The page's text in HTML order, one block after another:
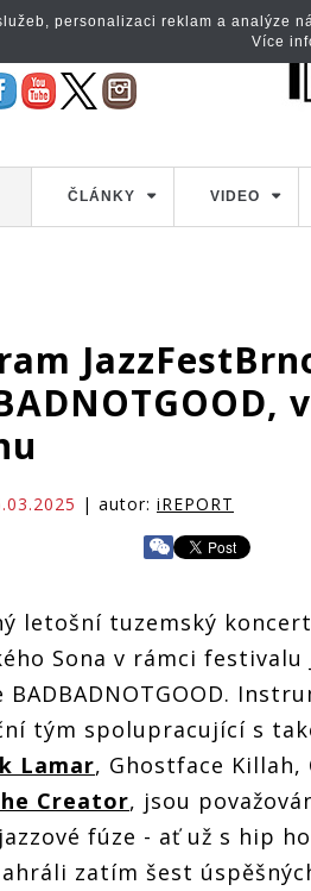
ČLÁNKY VIDEO
| autor: iREPORT
letošní tuzemský
Sona v rámci festivalu
BADBADNOTGOOD.
tým spolupracující s
Lamar, Ghostface
Creator, jsou
fúze - ať už s hip
zatím šest
personalizaci reklam a analýze
Více